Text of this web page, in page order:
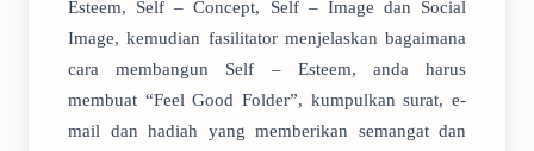
Esteem, Self – Concept, Self – Image dan Social
Image, kemudian fasilitator menjelaskan bagaimana
cara membangun Self – Esteem, anda harus
membuat “Feel Good Folder”, kumpulkan surat, e-
mail dan hadiah yang memberikan semangat dan